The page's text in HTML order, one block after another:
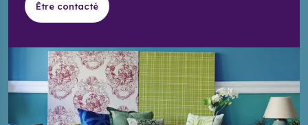
Être contacté